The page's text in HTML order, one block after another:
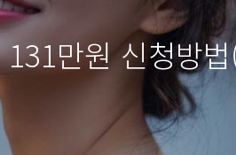
만원 신청방